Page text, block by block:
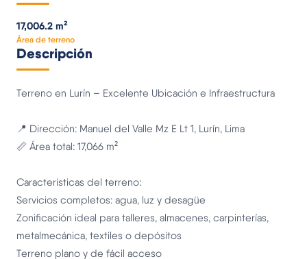
17,006.2 m²
Área de terreno
Descripción
Terreno en Lurín – Excelente Ubicación e Infraestructura
📍 Dirección: Manuel del Valle Mz E Lt 1, Lurín, Lima
📏 Área total: 17,066 m²
Características del terreno:
Servicios completos: agua, luz y desagüe
Zonificación ideal para talleres, almacenes, carpinterías,
metalmecánica, textiles o depósitos
Terreno plano y de fácil acceso